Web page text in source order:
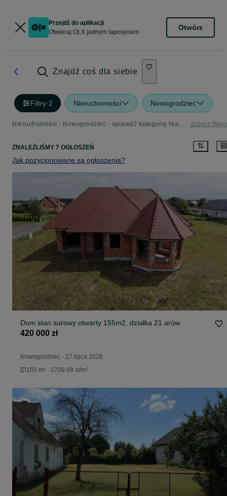
Przejdź do aplikacji
Otwieraj OLX jednym tapnięciem
Otwórz
Znajdź coś dla siebie
Filtry·2 Nieruchomości Nowogrodziec
Nieruchomości - Nowogrodziec - sprawdź kategorię Nieruchomości Zobacz
ZNALEŹLIŚMY 7 OGŁOSZEŃ
Jak pozycjonowane są ogłoszenia?
Dom stan surowy otwarty 155m2, działka 21 arów
420 000 zł
Nowogrodziec - 27 lipca 2026
155 m² - 2709.68 zł/m²